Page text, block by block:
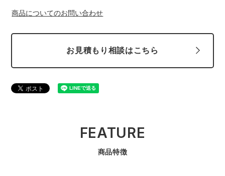
商品についてのお問い合わせ
お見積もり相談はこちら
FEATURE
商品特徴